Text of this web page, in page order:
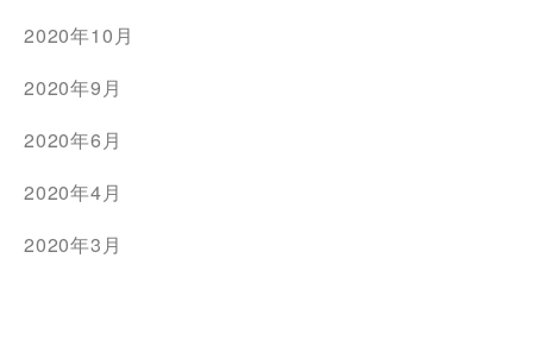
2020年10月
2020年9月
2020年6月
2020年4月
2020年3月